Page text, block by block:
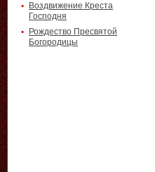
Воздвижение Креста
Господня
Рождество Пресвятой
Богородицы